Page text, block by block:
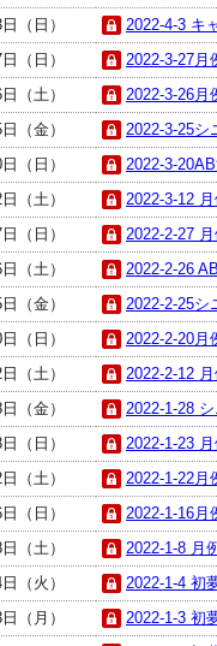
（日）
2022-4-3 キ
（日）
2022-3-27月
（土）
2022-3-26月
（金）
2022-3-25シ
（日）
2022-3-
（土）
2022-3-12
（日）
2022-2-27
（土）
2022-2-26
（金）
2022-2-25シ
（日）
2022-2-20月
（土）
2022-2-12
（金）
2022-1-28
（日）
2022-1-23
（土）
2022-1-22月
（日）
2022-1-16月
（土）
2022-1-8 月
（火）
2022-1-4 初
（月）
2022-1-3 初